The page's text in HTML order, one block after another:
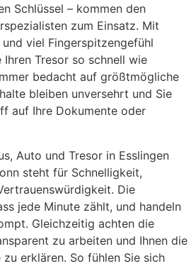
Schlüssel – kommen den
zum Einsatz. Mit
viel Fingerspitzengefühl
Tresor so schnell wie
bedacht auf größtmögliche
bleiben unversehrt und Sie
auf Ihre Dokumente oder
Auto und Tresor in Esslingen
steht für Schnelligkeit,
Die
jede Minute zählt, und handeln
Gleichzeitig achten die
zu arbeiten und Ihnen die
erklären. So fühlen Sie sich